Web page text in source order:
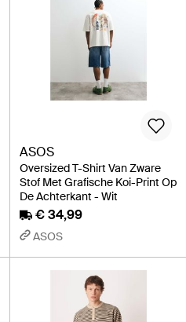
ASOS
Oversized T-Shirt Van Zware
Stof Met Grafische Koi-Print Op
De Achterkant - Wit
€ 34,99
ASOS